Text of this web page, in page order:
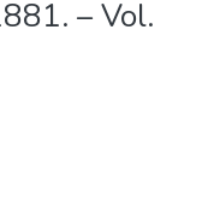
– Vol.